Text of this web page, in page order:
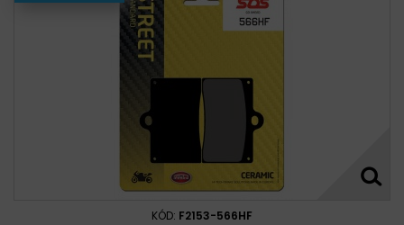
KÓD: F2153-566HF